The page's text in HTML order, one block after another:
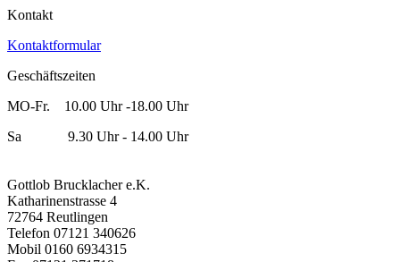
Kontakt
Kontaktformular
Geschäftszeiten
MO-Fr. 10.00 Uhr -18.00 Uhr
Sa 9.30 Uhr - 14.00 Uhr
Gottlob Brucklacher e.K.
Katharinenstrasse 4
72764 Reutlingen
Telefon 07121 340626
Mobil 0160 6934315